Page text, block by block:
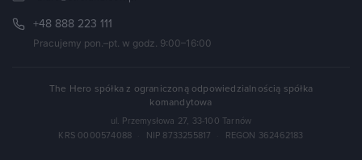
+48 888 223 111
Pracujemy pon.–pt. w godz. 9:00–16:00
The Hero spółka z ograniczoną odpowiedzialnością spółka
komandytowa
ul. Przemysłowa 27, 33-100 Tarnów
KRS 0000574088
NIP 8733255817 REGON 362462183